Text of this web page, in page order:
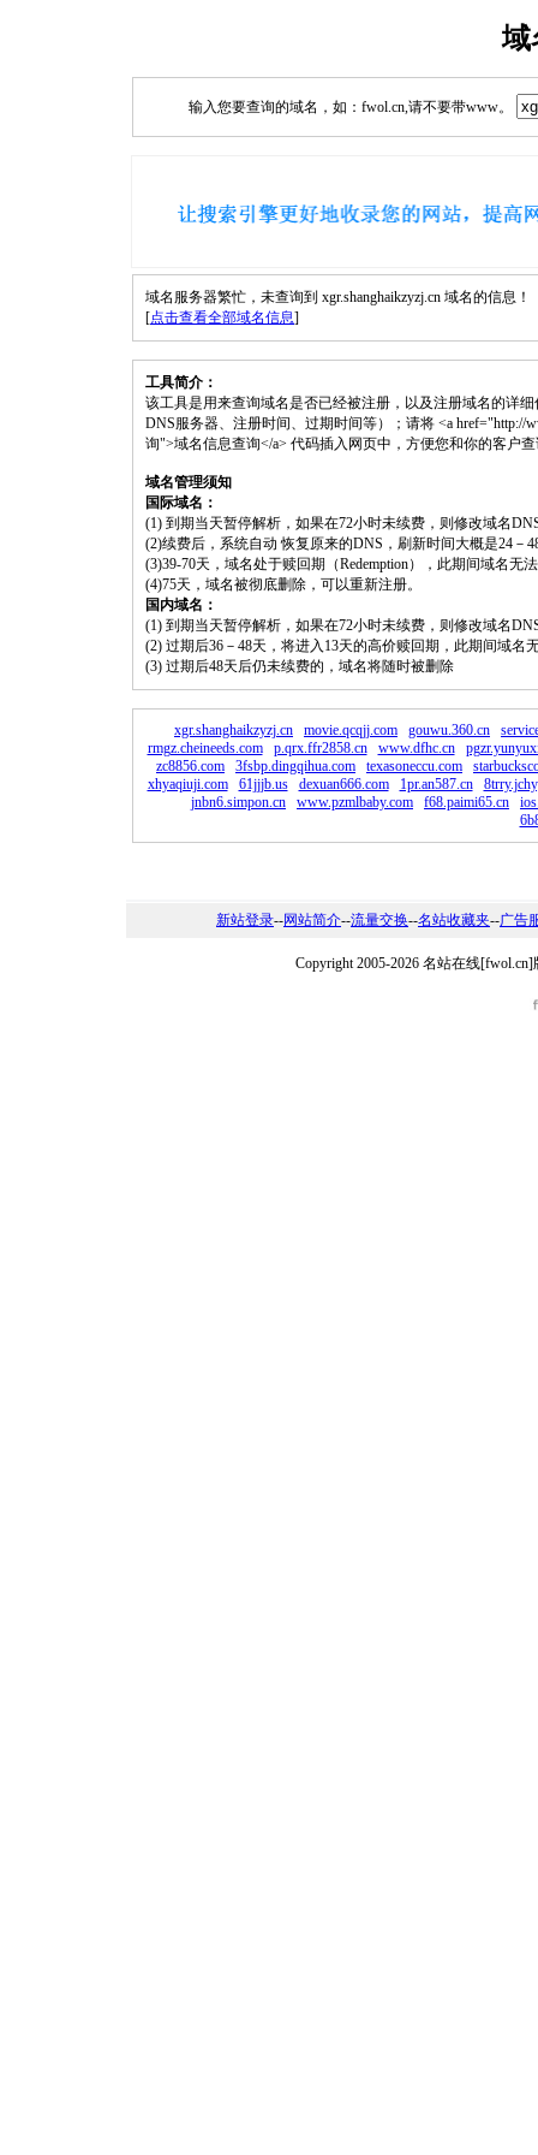
域
输入您要查询的域名，如：fwol.cn,请不要带www。
域名服务器繁忙，未查询到 xgr.shanghaikzyzj.cn 域名的信息！
[点击查看全部域名信息]
工具简介：
该工具是用来查询域名是否已经被注册，以及注册域名的详
DNS服务器、注册时间、过期时间等）；请将 <a href="http://
询">域名信息查询</a> 代码插入网页中，方便您和你的客户
域名管理须知
国际域名：
(1) 到期当天暂停解析，如果在72小时未续费，则修改域名
(2)续费后，系统自动 恢复原来的DNS，刷新时间大概是24－
(3)39-70天，域名处于赎回期（Redemption），此期间域名无
(4)75天，域名被彻底删除，可以重新注册。
国内域名：
(1) 到期当天暂停解析，如果在72小时未续费，则修改域名
(2) 过期后36－48天，将进入13天的高价赎回期，此期间域名
(3) 过期后48天后仍未续费的，域名将随时被删除
xgr.shanghaikzyzj.cn movie.qcqjj.com gouwu.360.cn
rmgz.cheineeds.com
p.qrx.ffr2858.cn www.dfhc.cn
zc8856.com
3fsbp.dingqihua.com texasoneccu.com
xhyaqiuji.com
61jjjb.us dexuan666.com 1pr.an587.cn
jnbn6.simpon.cn
www.pzmlbaby.com f68.paimi65.cn
新站登录--网站简介--流量交换--名站收藏夹--广告
Copyright 2005-2026 名站在线